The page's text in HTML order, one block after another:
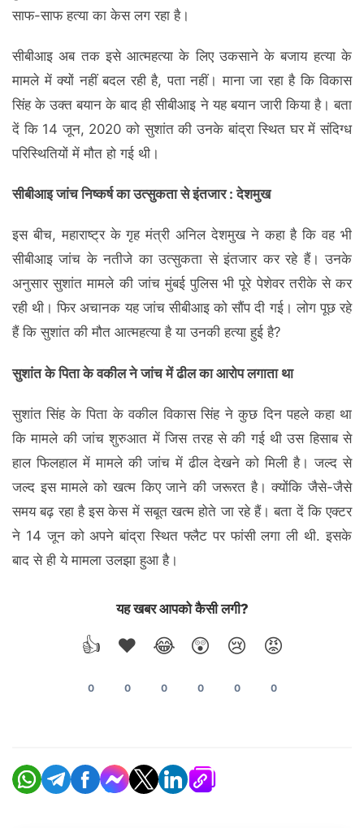
साफ-साफ हत्या का केस लग रहा है।
सीबीआइ अब तक इसे आत्महत्या के लिए उकसाने के बजाय हत्या के
मामले में क्यों नहीं बदल रही है, पता नहीं। माना जा रहा है कि विकास
सिंह के उक्त बयान के बाद ही सीबीआइ ने यह बयान जारी किया है। बता
दें कि 14 जून, 2020 को सुशांत की उनके बांद्रा स्थित घर में संदिग्ध
परिस्थितियों में मौत हो गई थी।
सीबीआइ जांच निष्कर्ष का उत्सुकता से इंतजार : देशमुख
इस बीच, महाराष्ट्र के गृह मंत्री अनिल देशमुख ने कहा है कि वह भी
सीबीआइ जांच के नतीजे का उत्सुकता से इंतजार कर रहे हैं। उनके
अनुसार सुशांत मामले की जांच मुंबई पुलिस भी पूरे पेशेवर तरीके से कर
रही थी। फिर अचानक यह जांच सीबीआइ को सौंप दी गई। लोग पूछ रहे
हैं कि सुशांत की मौत आत्महत्या है या उनकी हत्या हुई है?
सुशांत के पिता के वकील ने जांच में ढील का आरोप लगाता था
सुशांत सिंह के पिता के वकील विकास सिंह ने कुछ दिन पहले कहा था
कि मामले की जांच शुरुआत में जिस तरह से की गई थी उस हिसाब से
हाल फिलहाल में मामले की जांच में ढील देखने को मिली है। जल्द से
जल्द इस मामले को खत्म किए जाने की जरूरत है। क्योंकि जैसे-जैसे
समय बढ़ रहा है इस केस में सबूत खत्म होते जा रहे हैं। बता दें कि एक्टर
ने 14 जून को अपने बांद्रा स्थित फ्लैट पर फांसी लगा ली थी. इसके
बाद से ही ये मामला उलझा हुआ है।
यह खबर आपको कैसी लगी?
👍
0
❤️
0
😂
0
😲
0
😢
0
😡
0